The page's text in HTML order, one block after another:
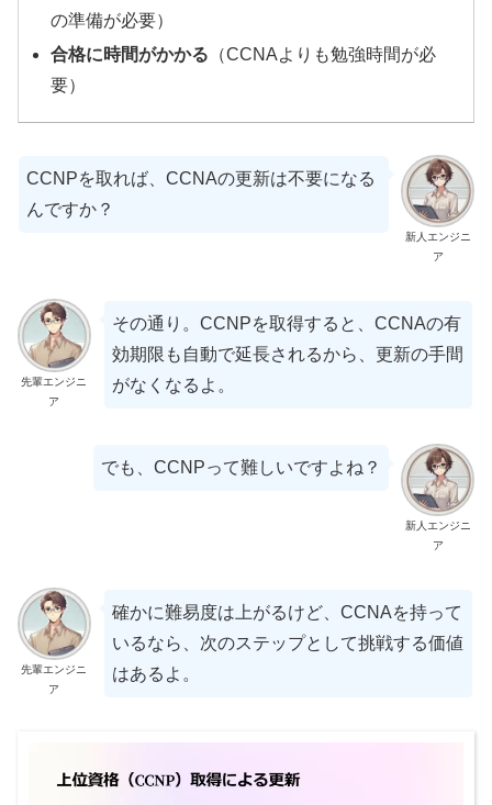
の準備が必要）
合格に時間がかかる （CCNAよりも勉強時間が必
要）
新人エンジニ
ア
CCNPを取れば、CCNAの更新は不要になる
んですか？
先輩エンジニ
ア
その通り。CCNPを取得すると、CCNAの有
効期限も自動で延長されるから、更新の手間
がなくなるよ。
新人エンジニ
ア
でも、CCNPって難しいですよね？
先輩エンジニ
ア
確かに難易度は上がるけど、CCNAを持って
いるなら、次のステップとして挑戦する価値
はあるよ。